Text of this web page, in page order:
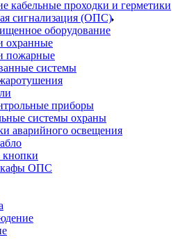
кабельные проходки и герметики
сигнализация (ОПС)
оборудование
охранные
пожарные
системы
приборы
системы охраны
аварийного освещения
ОПС